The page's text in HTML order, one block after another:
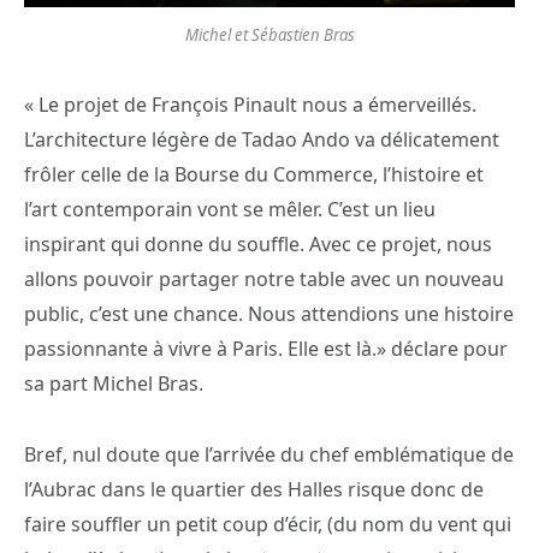
Michel et Sébastien Bras
« Le projet de François Pinault nous a émerveillés.
L’architecture légère de Tadao Ando va délicatement
frôler celle de la Bourse du Commerce, l’histoire et
l’art contemporain vont se mêler. C’est un lieu
inspirant qui donne du souffle. Avec ce projet, nous
allons pouvoir partager notre table avec un nouveau
public, c’est une chance. Nous attendions une histoire
passionnante à vivre à Paris. Elle est là.» déclare pour
sa part Michel Bras.
Bref, nul doute que l’arrivée du chef emblématique de
l’Aubrac dans le quartier des Halles risque donc de
faire souffler un petit coup d’écir, (du nom du vent qui